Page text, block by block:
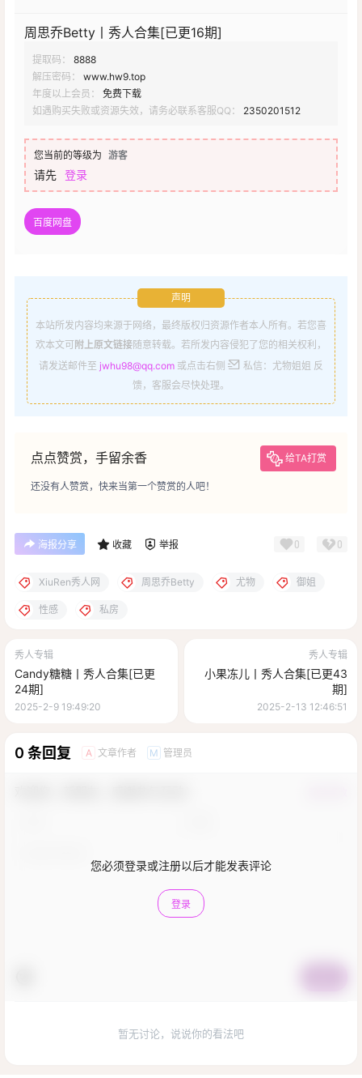
周思乔Betty丨秀人合集[已更16期]
提取码：
8888
解压密码：
www.hw9.top
年度以上会员：
免费下载
如遇购买失败或资源失效，请务必联系客服QQ：
2350201512
您当前的等级为 游客
请先 登录
百度网盘
声明
本站所发内容均来源于网络，最终版权归资源作者本人所有。若您喜
欢本文可 附上原文链接随意转载。若所发内容侵犯了您的相关权利，
请发送邮件至 jwhu98@qq.com 或点击右侧
私信：尤物姐姐 反
馈，客服会尽快处理。
点点赞赏，手留余香 给TA打赏
还没有人赞赏，快来当第一个赞赏的人吧！
海报分享 收藏 举报 0 0
XiuRen秀人网 周思乔Betty 尤物 御姐
性感 私房
秀人专辑
Candy糖糖丨秀人合集[已更
24期]
2025-2-9 19:49:20
秀人专辑
小果冻儿丨秀人合集[已更43
期]
2025-2-13 12:46:51
0 条回复 A 文章作者 M 管理员
您必须登录或注册以后才能发表评论
登录
暂无讨论，说说你的看法吧